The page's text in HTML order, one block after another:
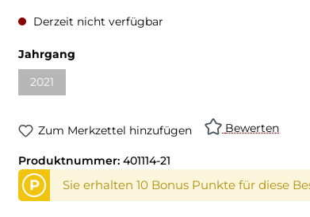
Derzeit nicht verfügbar
Jahrgang
2021(Diese Option ist zurzeit nicht verfügbar.)
Zum Merkzettel hinzufügen Bewerten
Produktnummer: 401114-21
P Sie erhalten 10 Bonus Punkte für diese